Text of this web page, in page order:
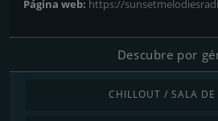
Página web: https://
Descubre por
CHILLOUT / SALA DE